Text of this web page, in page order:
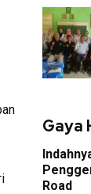
Gaya
Road